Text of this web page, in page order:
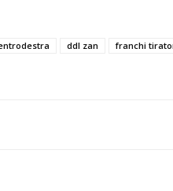
ddl zan franchi